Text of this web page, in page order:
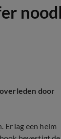
door
Er lag een helm